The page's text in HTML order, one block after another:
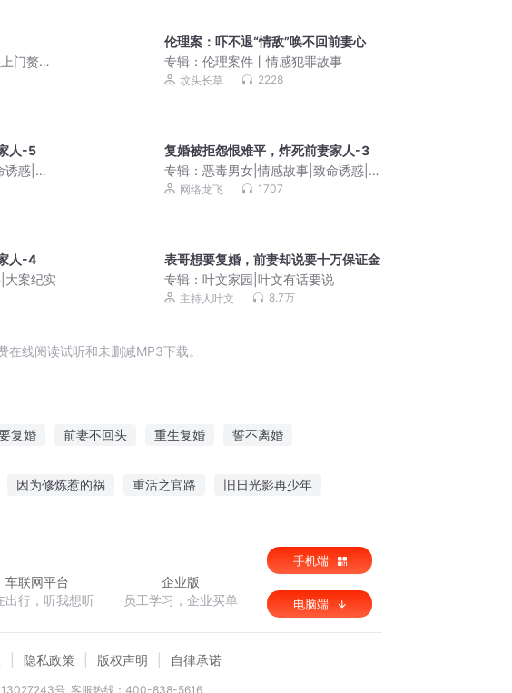
门赘婿|
伦理案：吓不退“情敌”唤不回前妻心
专辑：伦理案件丨情感犯罪故事
坟头长草 2228
人-5
惑|真
复婚被拒怨恨难平，炸死前妻家人-3
专辑：恶毒男女|情感故事|致命诱惑|真
实故事
网络龙飞 1707
人-4
大案纪实
表哥想要复婚，前妻却说要十万保证金
专辑：叶文家园|叶文有话要说
主持人叶文 8.7万
线阅读试听和未删减MP3下载。
复婚 前妻不回头 重生复婚 誓不离婚
因为修炼惹的祸 重活之官路 旧日光影再少年
车联网平台
出行，听我想听
企业版
员工学习，企业买单
手机端
电脑端
隐私政策 版权声明 自律承诺
号 客服热线：400-838-5616